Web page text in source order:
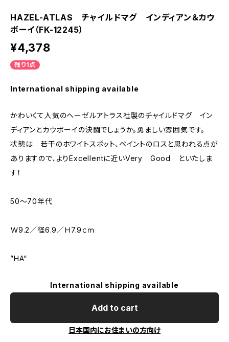
HAZEL-ATLAS チャイルドマグ インディアン＆カウ
ボーイ（FK-12245）
¥4,378
残り1点
International shipping available
かわいくて人気のヘーゼルアトラス社製のチャイルドマグ イン
ディアンとカウボーイの決闘でしょうか。勇ましい雰囲気です。
状態は 若干のホワイトスポット、ペイントのロスと思われる点が
ありますので、よりExcellentに近いVery Good といたしま
す！
50～70年代
Ｗ9.2／径6.9／Ｈ7.9ｃｍ
”HA”
International shipping available
Add to cart
日本国内にお住まいの方向け